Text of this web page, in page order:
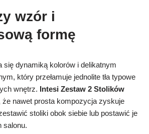
wzór i
formę
się dynamiką kolorów i delikatnym
który przełamuje jednolite tła typowe
wnętrz. Intesi Zestaw 2 Stolików
że nawet prosta kompozycja zyskuje
stoliki obok siebie lub postawić je
salonu.